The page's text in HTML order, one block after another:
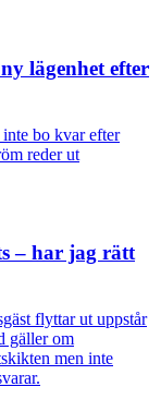
lägenhet efter
bo kvar efter
reder ut
– har jag rätt
flyttar ut uppstår
gäller om
men inte